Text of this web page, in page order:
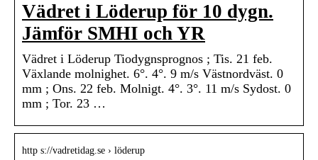
Vädret i Löderup för 10 dygn.
Jämför SMHI och YR
Vädret i Löderup Tiodygnsprognos ; Tis. 21 feb.
Växlande molnighet. 6°. 4°. 9 m/s Västnordväst. 0
mm ; Ons. 22 feb. Molnigt. 4°. 3°. 11 m/s Sydost. 0
mm ; Tor. 23 …
http s://vadretidag.se › löderup